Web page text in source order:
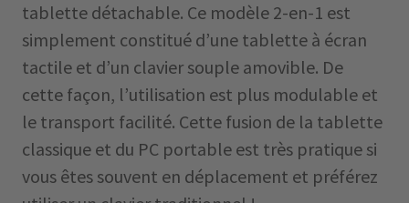
tablette détachable. Ce modèle 2-en-1 est
simplement constitué d’une tablette à écran
tactile et d’un clavier souple amovible. De
cette façon, l’utilisation est plus modulable et
le transport facilité. Cette fusion de la tablette
classique et du PC portable est très pratique si
vous êtes souvent en déplacement et préférez